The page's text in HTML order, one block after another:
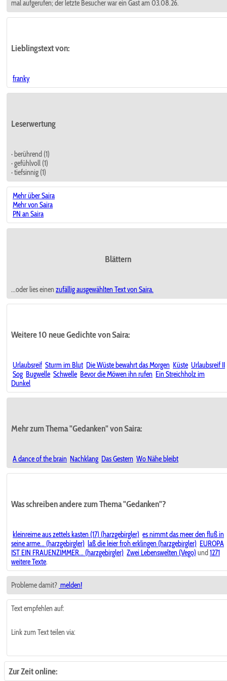
mal aufgerufen; der letzte Besucher war ein Gast am 03.08.26.
Lieblingstextvon:
franky
Leserwertung
· berührend (1)
· gefühlvoll (1)
· tiefsinnig (1)
Mehr über Saira
Mehr von Saira
PN an Saira
Blättern
...oder lies einen zufällig ausgewählten Text von Saira.
Weitere 10 neue Gedichte von Saira:
Urlaubsreif Sturm im Blut Die Wüste bewahrt das Morgen Küste Urlaubsreif II
Sog Bugwelle Schwelle Bevor die Möwen ihn rufen Ein Streichholz im
Dunkel
Mehr zum Thema "Gedanken" von Saira:
A dance of the brain Nachklang Das Gestern Wo Nähe bleibt
Was schreiben andere zum Thema "Gedanken"?
kleinreime aus zettels kasten (17) (harzgebirgler) es nimmt das meer den fluß in
seine arme... (harzgebirgler) laß die leier froh erklingen (harzgebirgler) EUROPA
IST EIN FRAUENZIMMER... (harzgebirgler) Zwei Lebenswelten (Vego) und 1271
weitere Texte.
Probleme damit? melden!
Text empfehlen auf:
Link zum Text teilen via:
Zur Zeit online: